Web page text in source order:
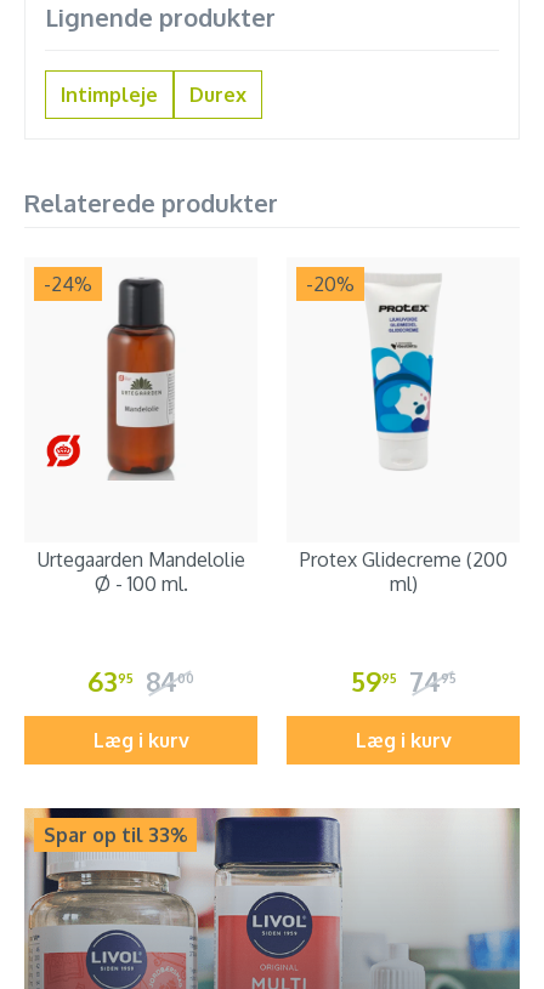
Lignende produkter
Intimpleje Durex
Relaterede produkter
-24%
Urtegaarden Mandelolie
Ø - 100 ml.
6395 8400
Læg i kurv
-20%
Protex Glidecreme (200
ml)
5995 7495
Læg i kurv
Spar op til 33%